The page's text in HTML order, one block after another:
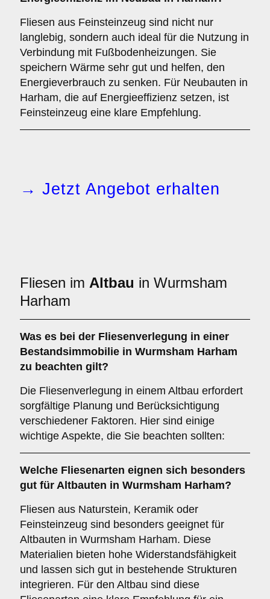
Fliesen aus Feinsteinzeug sind nicht nur
langlebig, sondern auch ideal für die Nutzung in
Verbindung mit Fußbodenheizungen. Sie
speichern Wärme sehr gut und helfen, den
Energieverbrauch zu senken. Für Neubauten in
Harham, die auf Energieeffizienz setzen, ist
Feinsteinzeug eine klare Empfehlung.
→ Jetzt Angebot erhalten
Fliesen im Altbau in Wurmsham
Harham
Was es bei der Fliesenverlegung in einer
Bestandsimmobilie in Wurmsham Harham
zu beachten gilt?
Die Fliesenverlegung in einem Altbau erfordert
sorgfältige Planung und Berücksichtigung
verschiedener Faktoren. Hier sind einige
wichtige Aspekte, die Sie beachten sollten:
Welche Fliesenarten eignen sich besonders
gut für Altbauten in Wurmsham Harham?
Fliesen aus Naturstein, Keramik oder
Feinsteinzeug sind besonders geeignet für
Altbauten in Wurmsham Harham. Diese
Materialien bieten hohe Widerstandsfähigkeit
und lassen sich gut in bestehende Strukturen
integrieren. Für den Altbau sind diese